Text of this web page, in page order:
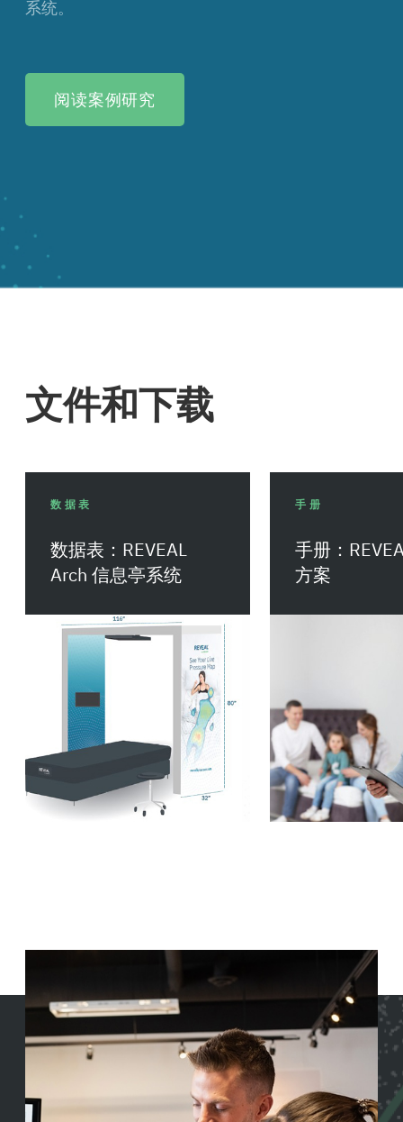
系统。
阅读案例研究
文件和下载
数据表
数据表：REVEAL
Arch 信息亭系统
下载
手册
手册：
方案